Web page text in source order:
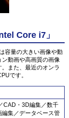
Core i7」
容量の大きい画像や動
動画や高画質の画像
また、最近のオンラ
です。
CAD・3D編集／数千
集／データベース管